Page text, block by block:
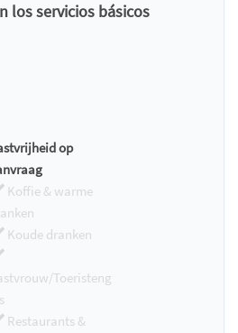
los servicios básicos
op
Koffie & warme
Koude dranken
Toeristeng
Restaurants &